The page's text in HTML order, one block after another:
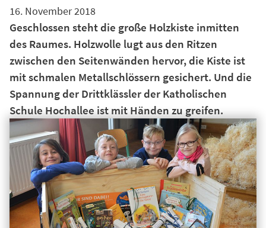
16. November 2018
Geschlossen steht die große Holzkiste inmitten
des Raumes. Holzwolle lugt aus den Ritzen
zwischen den Seitenwänden hervor, die Kiste ist
mit schmalen Metallschlössern gesichert. Und die
Spannung der Drittklässler der Katholischen
Schule Hochallee ist mit Händen zu greifen.